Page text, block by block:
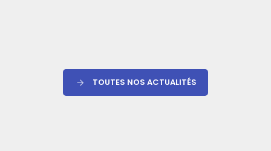
TOUTES NOS ACTUALITÉS